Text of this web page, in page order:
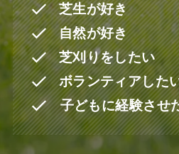
芝生が好き
自然が好き
芝刈りをしたい
ボランティアした
子どもに経験させ